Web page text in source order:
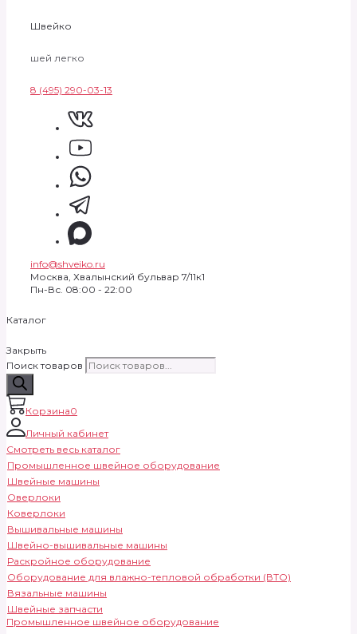
Швейко
шей легко
8 (495) 290-03-13
info@shveiko.ru
Москва, Хвалынский бульвар 7/11к1
Пн-Вс. 08:00 - 22:00
Каталог
Закрыть
Поиск товаров
Корзина0
Личный кабинет
Смотреть весь каталог
Промышленное швейное оборудование
Швейные машины
Оверлоки
Коверлоки
Вышивальные машины
Швейно-вышивальные машины
Раскройное оборудование
Оборудование для влажно-тепловой обработки (ВТО)
Вязальные машины
Швейные запчасти
Промышленное швейное оборудование